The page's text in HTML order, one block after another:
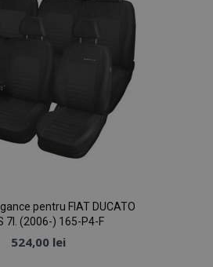
pentru FIAT DUCATO
7l. (2006-) 165-P4-F
524,00 lei